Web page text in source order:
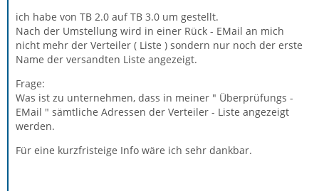
ich habe von TB 2.0 auf TB 3.0 um gestellt.
Nach der Umstellung wird in einer Rück - EMail an mich
nicht mehr der Verteiler ( Liste ) sondern nur noch der erste
Name der versandten Liste angezeigt.
Frage:
Was ist zu unternehmen, dass in meiner " Überprüfungs -
EMail " sämtliche Adressen der Verteiler - Liste angezeigt
werden.
Für eine kurzfristeige Info wäre ich sehr dankbar.